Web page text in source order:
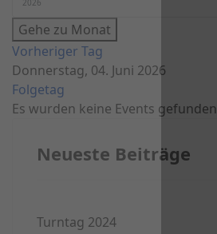
Gehe zu Monat
Vorheriger Tag
Donnerstag, 04. Juni 2026
Folgetag
Es wurden keine Events gefunden
Neueste Beiträge
Turntag 2024